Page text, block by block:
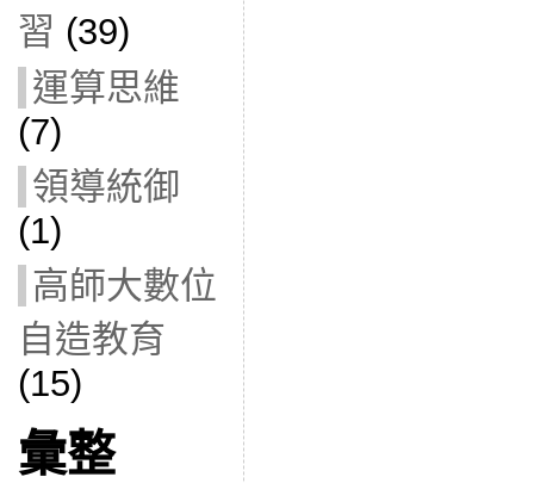
習 (39)
運算思維
(7)
領導統御
(1)
高師大數位
自造教育
(15)
彙整